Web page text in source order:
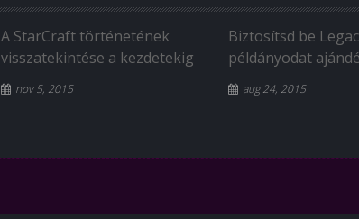
A StarCraft történetének
visszatekintése a kezdetekig
nov 5, 2015
Biztosítsd be
példányodat
aug 24, 2015